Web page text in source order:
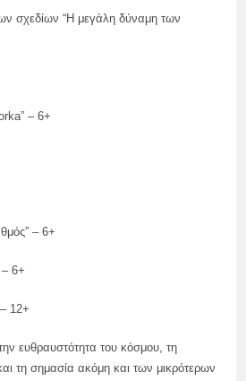
σχεδίων “Η μεγάλη δύναμη των
– 6+
– 6+
– 6+
12+
την ευθραυστότητα του κόσμου, τη
τη σημασία ακόμη και των μικρότερων